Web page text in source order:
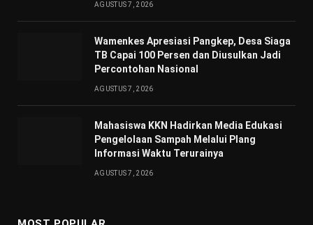
AGUSTUS 7, 2026
Wamenkes Apresiasi Pangkep, Desa Siaga
TB Capai 100 Persen dan Diusulkan Jadi
Percontohan Nasional
AGUSTUS 7, 2026
Mahasiswa KKN Hadirkan Media Edukasi
Pengelolaan Sampah Melalui Plang
Informasi Waktu Terurainya
AGUSTUS 7, 2026